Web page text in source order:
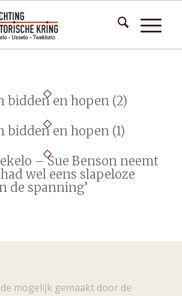
bidden en hopen (2)
bidden en hopen (1)
– Sue Benson neemt
wel eens slapeloze
de spanning’
mogelijk gemaakt door de